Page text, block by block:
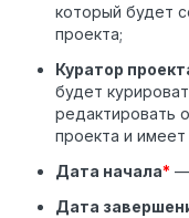
который будет
проекта;
Куратор
будет
редактировать
проекта и
Дата начала* —
Дата